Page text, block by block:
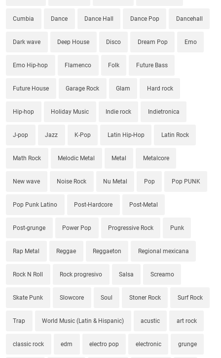
Cumbia Dance Dance Hall Dance Pop Dancehall
Dark wave Deep House Disco Dream Pop Emo
Emo Hip-hop Flamenco Folk Future Bass
Future House Garage Rock Glam Hard rock
Hip-hop Holiday Music Indie rock Indietronica
J-pop Jazz K-Pop Latin Hip-Hop Latin Rock
Math Rock Melodic Metal Metal Metalcore
New wave Noise Rock Nu Metal Pop Pop PUNK
Pop Punk Latino Post-Hardcore Post-Metal
Post-grunge Power Pop Progressive Rock Punk
Rap Metal Reggae Reggaeton Regional mexicana
Rock N Roll Rock progresivo Salsa Screamo
Skate Punk Slowcore Soul Stoner Rock Surf Rock
Trap World Music (Latin & Hispanic) acustic art rock
classic rock edm electro pop electronic grunge